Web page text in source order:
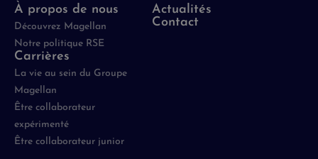
À propos de nous
Découvrez Magellan
Notre politique RSE
Carrières
La vie au sein du Groupe
Magellan
Être collaborateur
expérimenté
Être collaborateur junior
Actualités
Contact